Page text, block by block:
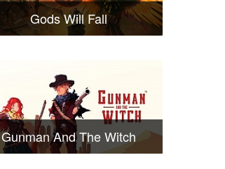
Gods Will Fall
Gunman And The Witch